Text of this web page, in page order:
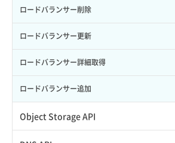
サーバー利用状況グラフ（ディスクIO）
サーバー利用状況グラフ（トラフィック）
サーバー削除
サーバー操作（起動/停止/再起動/強制停止）
サーバー設定切替
ポート削除
ポート更新
ポート詳細取得
ロードバランサー削除
ロードバランサー更新
ロードバランサー詳細取得
ロードバランサー追加
Object Storage API